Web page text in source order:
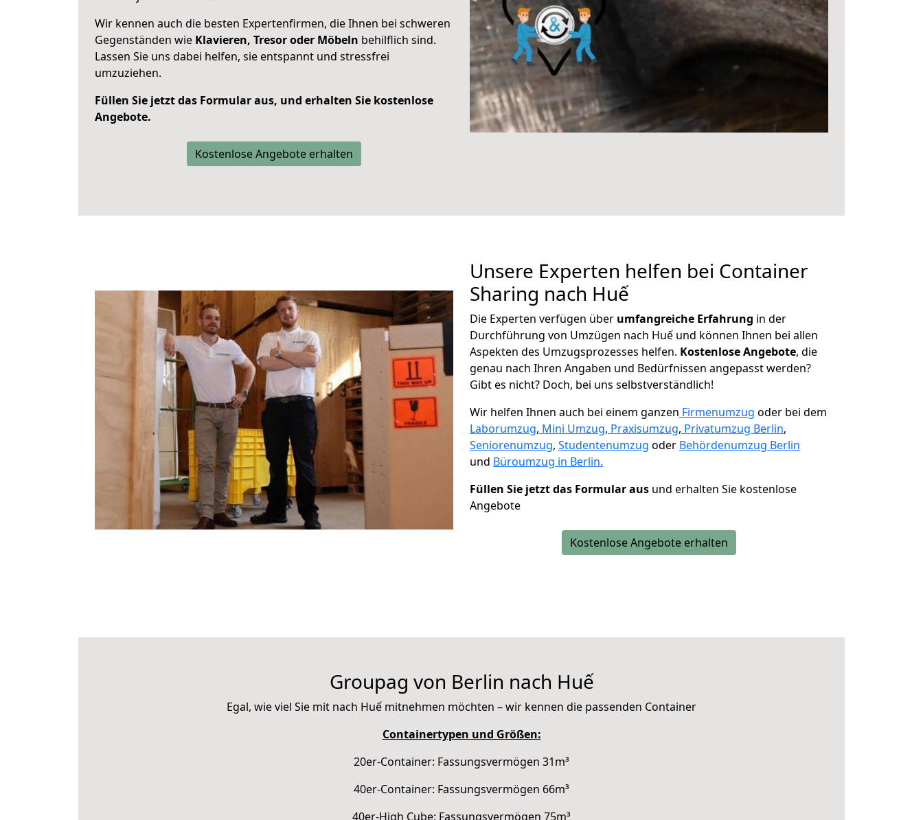
Wir kennen auch die besten Expertenfirmen, die Ihnen bei schweren
Gegenständen wie Klavieren, Tresor oder Möbeln behilflich sind.
Lassen Sie uns dabei helfen, sie entspannt und stressfrei
umzuziehen.
Füllen Sie jetzt das Formular aus, und erhalten Sie kostenlose
Angebote.
Kostenlose Angebote erhalten
Unsere Experten helfen bei Container
Sharing nach Huế
Die Experten verfügen über umfangreiche Erfahrung in der
Durchführung von Umzügen nach Huế und können Ihnen bei allen
Aspekten des Umzugsprozesses helfen. Kostenlose Angebote, die
genau nach Ihren Angaben und Bedürfnissen angepasst werden?
Gibt es nicht? Doch, bei uns selbstverständlich!
Wir helfen Ihnen auch bei einem ganzen Firmenumzug oder bei dem
Laborumzug, Mini Umzug, Praxisumzug, Privatumzug Berlin,
Seniorenumzug, Studentenumzug oder Behördenumzug Berlin
und Büroumzug in Berlin.
Füllen Sie jetzt das Formular aus und erhalten Sie kostenlose
Angebote
Kostenlose Angebote erhalten
Groupag von Berlin nach Huế
Egal, wie viel Sie mit nach Huế mitnehmen möchten – wir kennen die passenden Container
Containertypen und Größen:
20er-Container: Fassungsvermögen 31m³
40er-Container: Fassungsvermögen 66m³
40er-High Cube: Fassungsvermögen 75m³